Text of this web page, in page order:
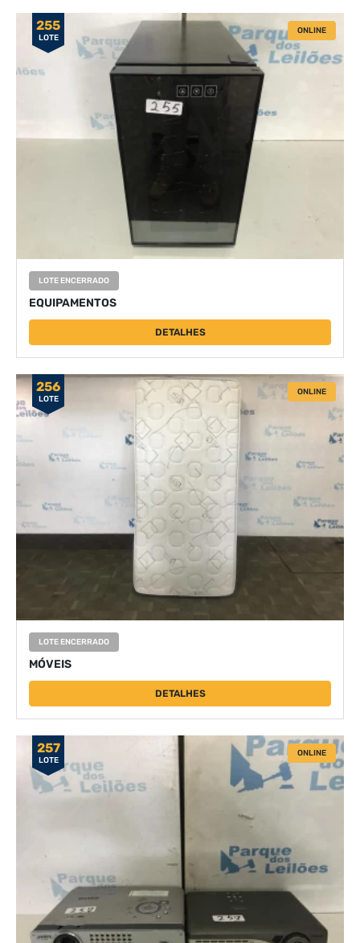
255
LOTE
ONLINE
LOTE ENCERRADO
EQUIPAMENTOS
DETALHES
256
LOTE
ONLINE
LOTE ENCERRADO
MÓVEIS
DETALHES
257
LOTE
ONLINE